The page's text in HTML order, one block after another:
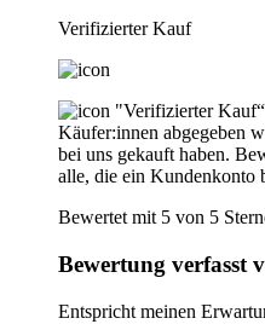
Verifizierter Kauf
"Verifizierter
Käufer:innen abgegeben
bei uns gekauft haben.
alle, die ein Kundenkonto
Bewertet mit 5 von 5
Bewertung verfasst
Entspricht meinen